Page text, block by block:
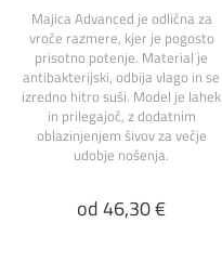
Majica Advanced je odlična za
vroče razmere, kjer je pogosto
prisotno potenje. Material je
antibakterijski, odbija vlago in se
izredno hitro suši. Model je lahek
in prilegajoč, z dodatnim
oblazinjenjem šivov za večje
udobje nošenja.
od 46,30 €